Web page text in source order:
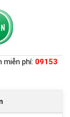
miễn phí: 09153